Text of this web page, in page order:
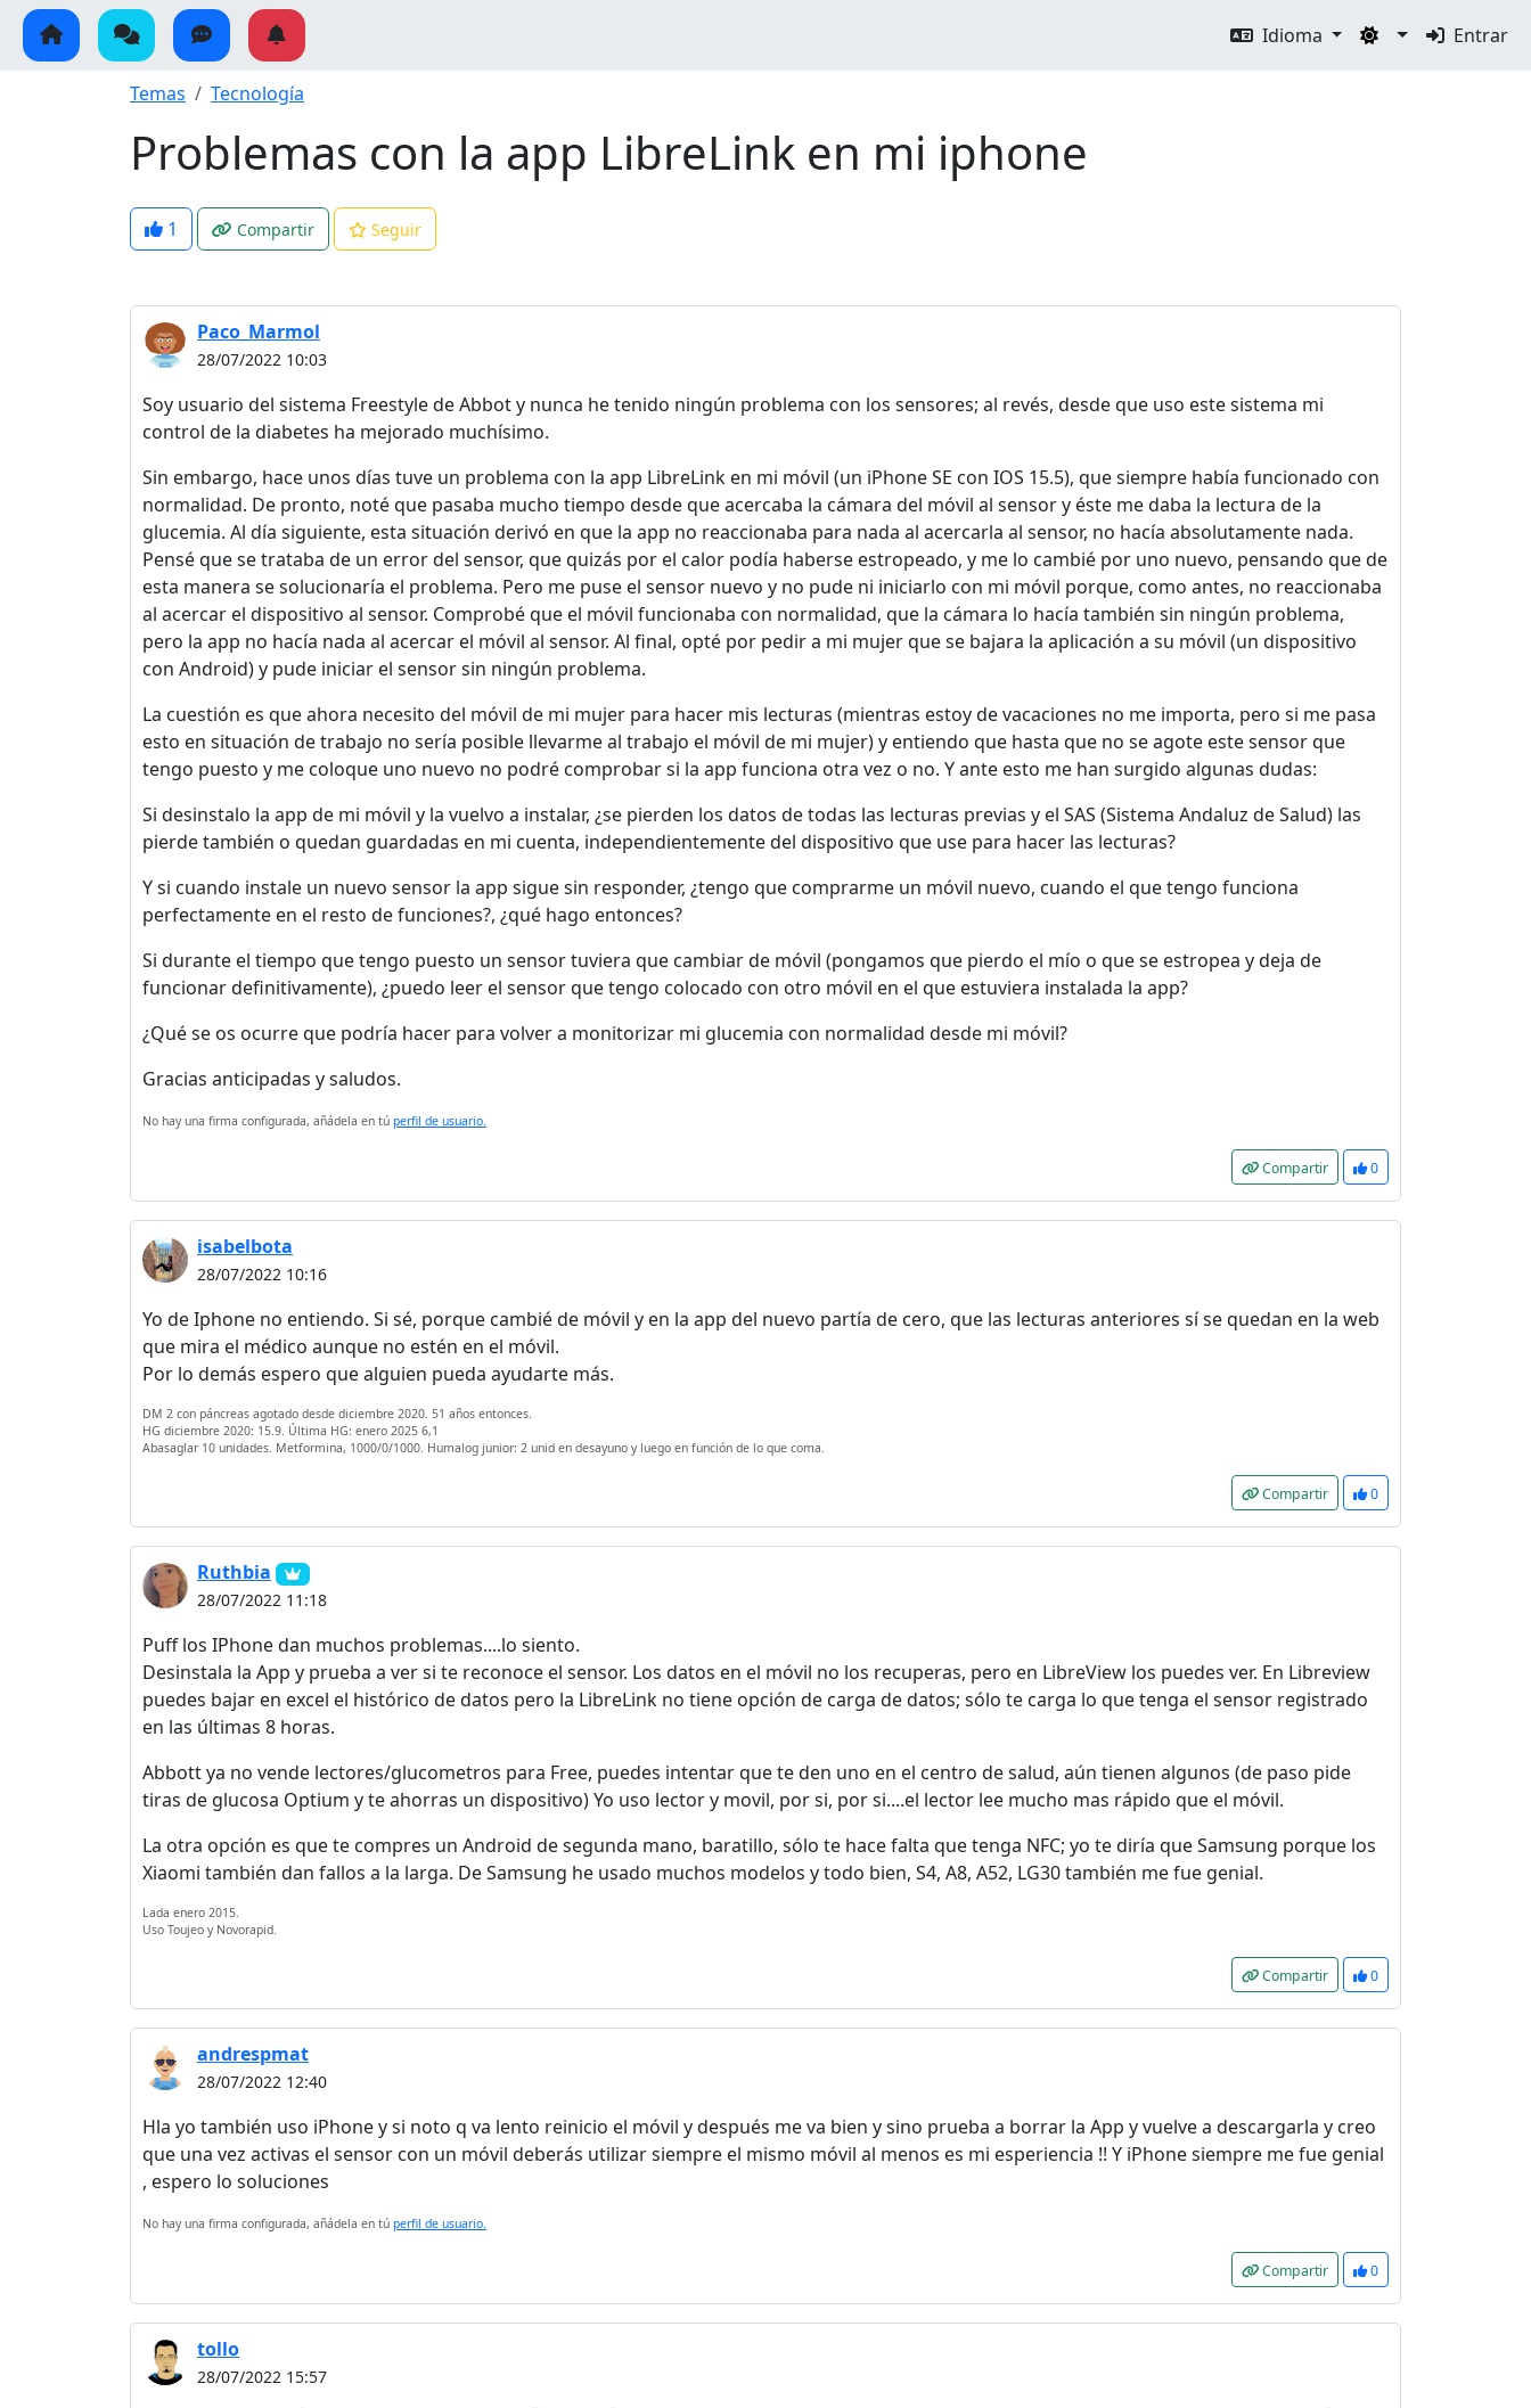
Idioma Entrar
Temas Tecnología
Problemas con la app LibreLink en mi iphone
1 Compartir Seguir
Paco_Marmol
28/07/2022 10:03
Soy usuario del sistema Freestyle de Abbot y nunca he tenido ningún problema con los sensores; al revés, desde que uso este sistema mi
control de la diabetes ha mejorado muchísimo.
Sin embargo, hace unos días tuve un problema con la app LibreLink en mi móvil (un iPhone SE con IOS 15.5), que siempre había funcionado con
normalidad. De pronto, noté que pasaba mucho tiempo desde que acercaba la cámara del móvil al sensor y éste me daba la lectura de la
glucemia. Al día siguiente, esta situación derivó en que la app no reaccionaba para nada al acercarla al sensor, no hacía absolutamente nada.
Pensé que se trataba de un error del sensor, que quizás por el calor podía haberse estropeado, y me lo cambié por uno nuevo, pensando que de
esta manera se solucionaría el problema. Pero me puse el sensor nuevo y no pude ni iniciarlo con mi móvil porque, como antes, no reaccionaba
al acercar el dispositivo al sensor. Comprobé que el móvil funcionaba con normalidad, que la cámara lo hacía también sin ningún problema,
pero la app no hacía nada al acercar el móvil al sensor. Al final, opté por pedir a mi mujer que se bajara la aplicación a su móvil (un dispositivo
con Android) y pude iniciar el sensor sin ningún problema.
La cuestión es que ahora necesito del móvil de mi mujer para hacer mis lecturas (mientras estoy de vacaciones no me importa, pero si me pasa
esto en situación de trabajo no sería posible llevarme al trabajo el móvil de mi mujer) y entiendo que hasta que no se agote este sensor que
tengo puesto y me coloque uno nuevo no podré comprobar si la app funciona otra vez o no. Y ante esto me han surgido algunas dudas:
Si desinstalo la app de mi móvil y la vuelvo a instalar, ¿se pierden los datos de todas las lecturas previas y el SAS (Sistema Andaluz de Salud) las
pierde también o quedan guardadas en mi cuenta, independientemente del dispositivo que use para hacer las lecturas?
Y si cuando instale un nuevo sensor la app sigue sin responder, ¿tengo que comprarme un móvil nuevo, cuando el que tengo funciona
perfectamente en el resto de funciones?, ¿qué hago entonces?
Si durante el tiempo que tengo puesto un sensor tuviera que cambiar de móvil (pongamos que pierdo el mío o que se estropea y deja de
funcionar definitivamente), ¿puedo leer el sensor que tengo colocado con otro móvil en el que estuviera instalada la app?
¿Qué se os ocurre que podría hacer para volver a monitorizar mi glucemia con normalidad desde mi móvil?
Gracias anticipadas y saludos.
No hay una firma configurada, añádela en tú perfil de usuario.
Compartir 0
isabelbota
28/07/2022 10:16
Yo de Iphone no entiendo. Si sé, porque cambié de móvil y en la app del nuevo partía de cero, que las lecturas anteriores sí se quedan en la web
que mira el médico aunque no estén en el móvil.
Por lo demás espero que alguien pueda ayudarte más.
DM 2 con páncreas agotado desde diciembre 2020. 51 años entonces.
HG diciembre 2020: 15.9. Última HG: enero 2025 6,1
Abasaglar 10 unidades. Metformina, 1000/0/1000. Humalog junior: 2 unid en desayuno y luego en función de lo que coma.
Compartir 0
Ruthbia
28/07/2022 11:18
Puff los IPhone dan muchos problemas....lo siento.
Desinstala la App y prueba a ver si te reconoce el sensor. Los datos en el móvil no los recuperas, pero en LibreView los puedes ver. En Libreview
puedes bajar en excel el histórico de datos pero la LibreLink no tiene opción de carga de datos; sólo te carga lo que tenga el sensor registrado
en las últimas 8 horas.
Abbott ya no vende lectores/glucometros para Free, puedes intentar que te den uno en el centro de salud, aún tienen algunos (de paso pide
tiras de glucosa Optium y te ahorras un dispositivo) Yo uso lector y movil, por si, por si....el lector lee mucho mas rápido que el móvil.
La otra opción es que te compres un Android de segunda mano, baratillo, sólo te hace falta que tenga NFC; yo te diría que Samsung porque los
Xiaomi también dan fallos a la larga. De Samsung he usado muchos modelos y todo bien, S4, A8, A52, LG30 también me fue genial.
Lada enero 2015.
Uso Toujeo y Novorapid.
Compartir 0
andrespmat
28/07/2022 12:40
Hla yo también uso iPhone y si noto q va lento reinicio el móvil y después me va bien y sino prueba a borrar la App y vuelve a descargarla y creo
que una vez activas el sensor con un móvil deberás utilizar siempre el mismo móvil al menos es mi esperiencia !! Y iPhone siempre me fue genial
, espero lo soluciones
No hay una firma configurada, añádela en tú perfil de usuario.
Compartir 0
tollo
28/07/2022 15:57